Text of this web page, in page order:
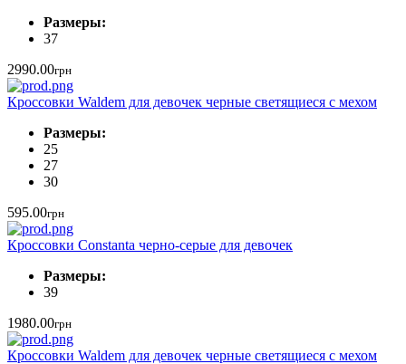
Размеры:
37
2990.00грн
Кроссовки Waldem для девочек черные светящиеся с мехом
Размеры:
25
27
30
595.00грн
Кроссовки Constanta черно-серые для девочек
Размеры:
39
1980.00грн
Кроссовки Waldem для девочек черные светящиеся с мехом